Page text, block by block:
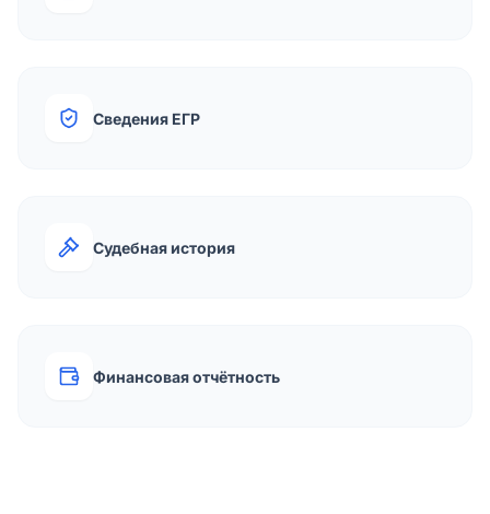
Сведения ЕГР
Судебная история
Финансовая отчётность